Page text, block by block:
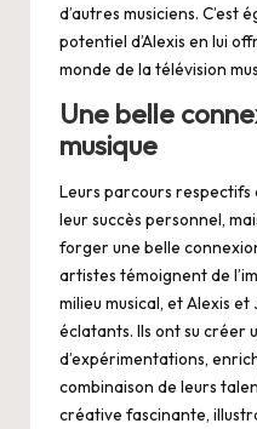
d’autres musiciens. C’est
potentiel d’Alexis en lui
monde de la télévision
Une belle
musique
Leurs parcours
leur succès personnel,
forger une belle
artistes témoignent de
milieu musical, et Alexis
éclatants. Ils ont su créer
d’expérimentations,
combinaison de leurs
créative fascinante,